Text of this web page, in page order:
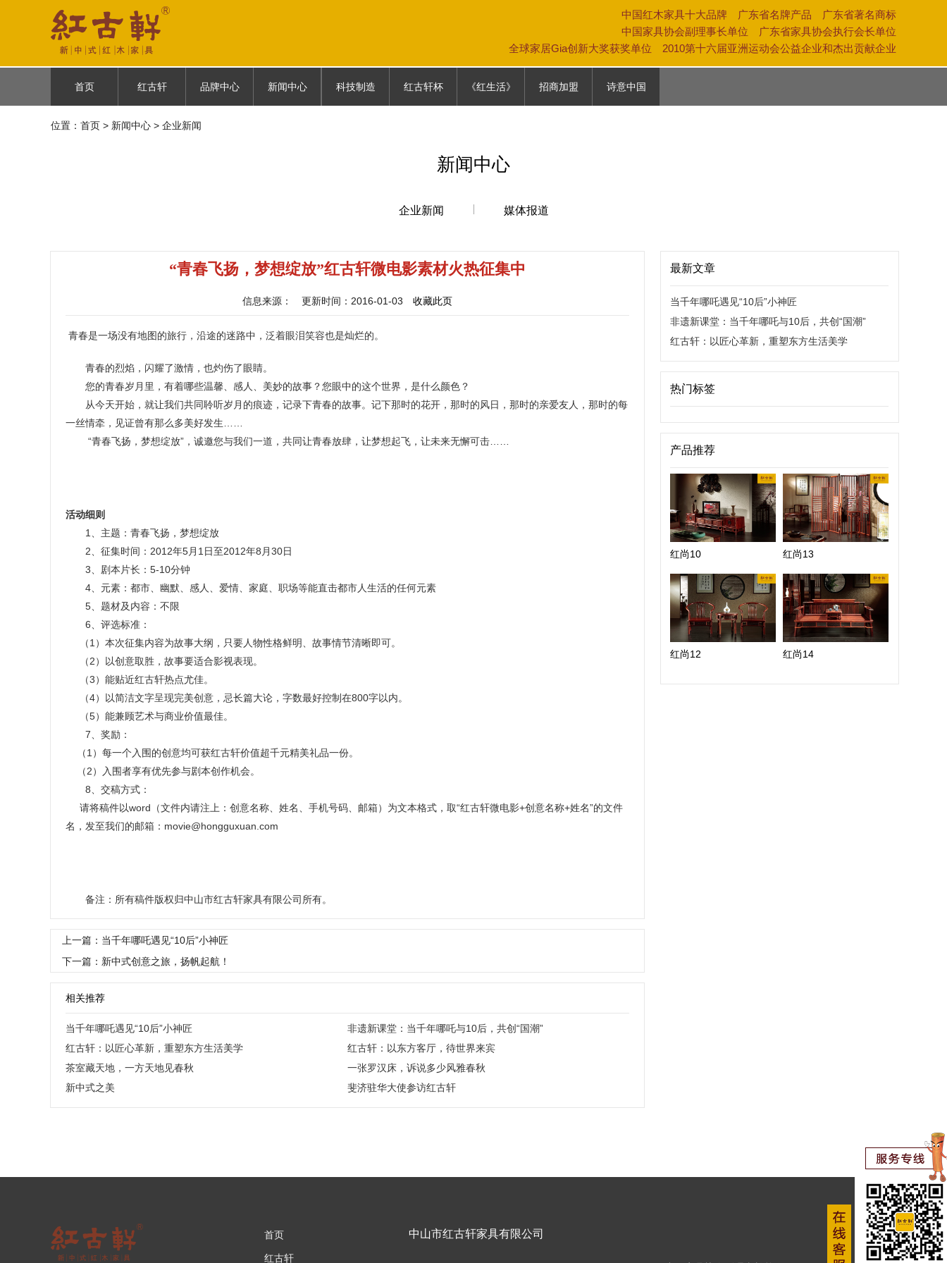
中国红木家具十大品牌 广东省名牌产品 广东省著名商标
中国家具协会副理事长单位 广东省家具协会执行会长单位
全球家居Gia创新大奖获奖单位 2010第十六届亚洲运动会公益企业和杰出贡献企业
首页 红古轩 品牌中心 新闻中心 科技制造 红古轩杯 《红生活》 招商加盟 诗意中国
首页
红古轩简介
参赛通道
联系我们
位置： 首页 > 新闻中心 > 企业新闻
新闻中心
企业新闻 媒体报道
“青春飞扬，梦想绽放”红古轩微电影素材火热征集中
信息来源： 更新时间：2016-01-03 收藏此页
青春是一场没有地图的旅行，沿途的迷路中，泛着眼泪笑容也是灿烂的。
青春的烈焰，闪耀了激情，也灼伤了眼睛。
您的青春岁月里，有着哪些温馨、感人、美妙的故事？您眼中的这个世界，是什么颜色？
从今天开始，就让我们共同聆听岁月的痕迹，记录下青春的故事。记下那时的花开，那时的风日，那时的亲爱友人，那时的每
一丝情牵，见证曾有那么多美好发生……
“青春飞扬，梦想绽放”，诚邀您与我们一道，共同让青春放肆，让梦想起飞，让未来无懈可击……
活动细则
1、主题：青春飞扬，梦想绽放
2、征集时间：2012年5月1日至2012年8月30日
3、剧本片长：5-10分钟
4、元素：都市、幽默、感人、爱情、家庭、职场等能直击都市人生活的任何元素
5、题材及内容：不限
6、评选标准：
（1）本次征集内容为故事大纲，只要人物性格鲜明、故事情节清晰即可。
（2）以创意取胜，故事要适合影视表现。
（3）能贴近红古轩热点尤佳。
（4）以简洁文字呈现完美创意，忌长篇大论，字数最好控制在800字以内。
（5）能兼顾艺术与商业价值最佳。
7、奖励：
（1）每一个入围的创意均可获红古轩价值超千元精美礼品一份。
（2）入围者享有优先参与剧本创作机会。
8、交稿方式：
请将稿件以word（文件内请注上：创意名称、姓名、手机号码、邮箱）为文本格式，取“红古轩微电影+创意名称+姓名”的文件
名，发至我们的邮箱：movie@hongguxuan.com
备注：所有稿件版权归中山市红古轩家具有限公司所有。
上一篇：当千年哪吒遇见“10后”小神匠
下一篇：新中式创意之旅，扬帆起航！
相关推荐
当千年哪吒遇见“10后”小神匠
非遗新课堂：当千年哪吒与10后，共创“国潮”
红古轩：以匠心革新，重塑东方生活美学
红古轩：以东方客厅，待世界来宾
茶室藏天地，一方天地见春秋
一张罗汉床，诉说多少风雅春秋
新中式之美
斐济驻华大使参访红古轩
最新文章
当千年哪吒遇见“10后”小神匠
非遗新课堂：当千年哪吒与10后，共创“国潮”
红古轩：以匠心革新，重塑东方生活美学
热门标签
产品推荐
红尚10 红尚13
红尚12 红尚14
首页
红古轩
中山市红古轩家具有限公司